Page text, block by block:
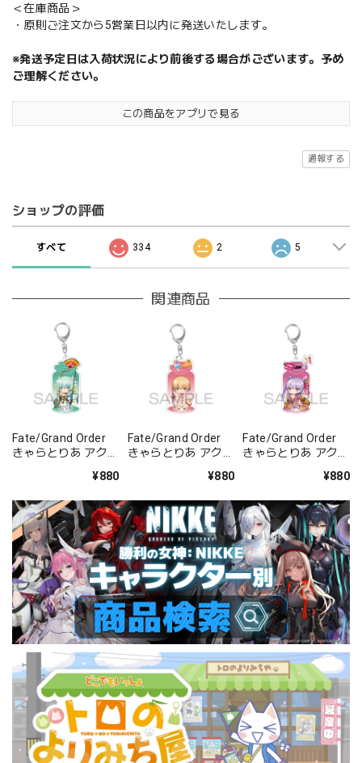
＜在庫商品＞
・原則ご注文から5営業日以内に発送いたします。
※発送予定日は入荷状況により前後する場合がございます。予め
ご理解ください。
この商品をアプリで見る
通報する
ショップの評価
すべて 334 2 5
関連商品
Fate/Grand Order
きゃらとりあ アクリ
¥880
Fate/Grand Order
きゃらとりあ アクリ
¥880
Fate/Grand Order
きゃらとりあ アクリ
バー/パッションリ
¥880